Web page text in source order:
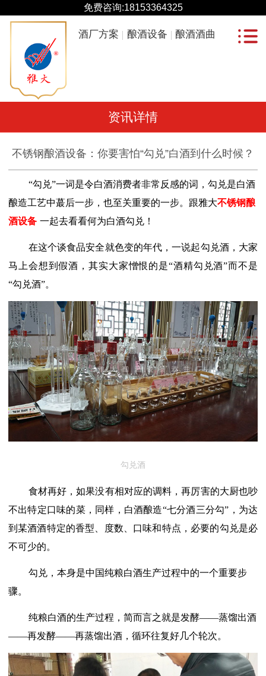
免费咨询:18153364325
酒厂方案 酿酒设备 酿酒酒曲
资讯详情
不锈钢酿酒设备：你要害怕“勾兑”白酒到什么时候？
“勾兑”一词是令白酒消费者非常反感的词，勾兑是白酒
酿造工艺中蕞后一步，也至关重要的一步。跟雅大不锈钢酿
酒设备 一起去看看何为白酒勾兑！
在这个谈食品安全就色变的年代，一说起勾兑酒，大家
马上会想到假酒，其实大家憎恨的是“酒精勾兑酒”而不是
“勾兑酒”。
勾兑酒
食材再好，如果没有相对应的调料，再厉害的大厨也吵
不出特定口味的菜，同样，白酒酿造“七分酒三分勾”，为达
到某酒酒特定的香型、度数、口味和特点，必要的勾兑是必
不可少的。
勾兑，本身是中国纯粮白酒生产过程中的一个重要步
骤。
纯粮白酒的生产过程，简而言之就是发酵——蒸馏出酒
——再发酵——再蒸馏出酒，循环往复好几个轮次。